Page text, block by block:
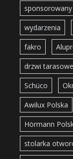
sponsorowany
wydarzenia
fakro
drzwi tarasowe
Schüco
Awilux Polska
Hörmann
stolarka